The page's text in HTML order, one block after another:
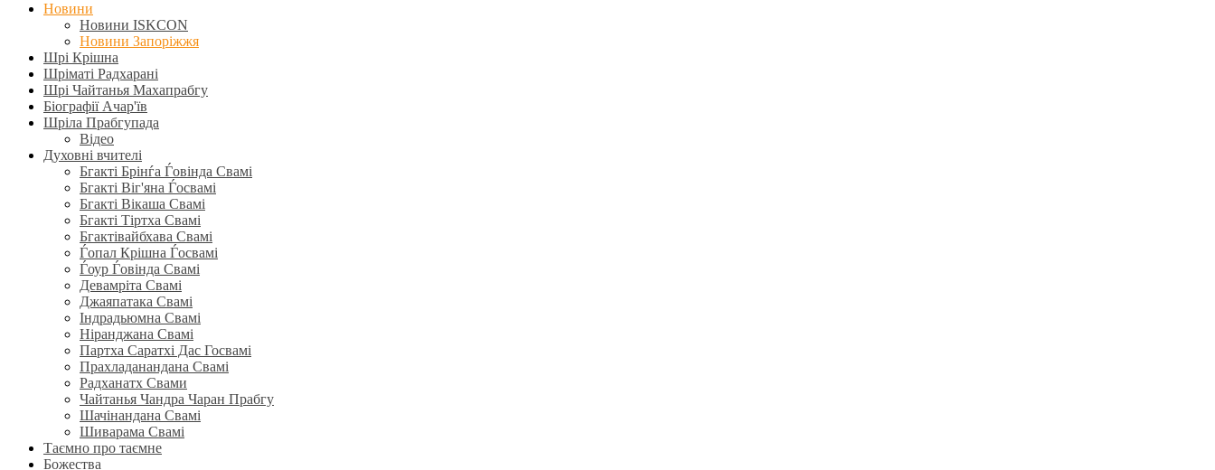
Новини
Новини ISKCON
Новини Запоріжжя
Шрі Крішна
Шріматі Радхарані
Шрі Чайтанья Махапрабгу
Біографії Ачар'їв
Шріла Прабгупада
Відео
Духовні вчителі
Бгакті Брінѓа Ѓовінда Свамі
Бгакті Віг'яна Ѓосвамі
Бгакті Вікаша Свамі
Бгакті Тіртха Свамі
Бгактівайбхава Свамі
Ѓопал Крішна Ѓосвамі
Ѓоур Ѓовінда Свамі
Девамріта Свамі
Джаяпатака Свамі
Індрадьюмна Свамі
Ніранджана Свамі
Партха Саратхі Дас Госвамі
Прахладанандана Свамі
Радханатх Свами
Чайтанья Чандра Чаран Прабгу
Шачінандана Свамі
Шиварама Свамі
Таємно про таємне
Божества